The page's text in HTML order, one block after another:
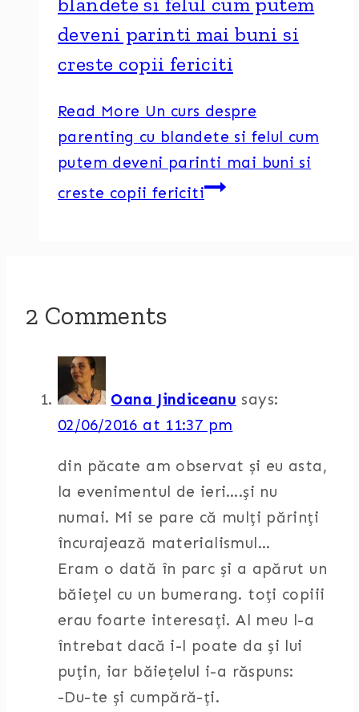
deveni parinti mai buni si
creste copii fericiti
Read More Un curs despre
parenting cu blandete si felul cum
putem deveni parinti mai buni si
creste copii fericiti
2 Comments
Oana Jindiceanu says:
02/06/2016 at 11:37 pm
din păcate am observat și eu asta,
la evenimentul de ieri….și nu
numai. Mi se pare că mulți părinți
încurajează materialismul…
Eram o dată în parc și a apărut un
băiețel cu un bumerang. toți copiii
erau foarte interesați. Al meu l-a
întrebat dacă i-l poate da și lui
puțin, iar băiețelul i-a răspuns:
-Du-te și cumpără-ți.